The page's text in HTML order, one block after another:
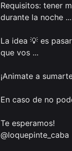
Requisitos: tener
durante la noche ...
La idea 💡 es
que vos ...
¡Animate a
En caso de no
Te esperamos!
@loquepinte_caba